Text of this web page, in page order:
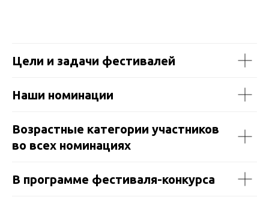
Цели и задачи фестивалей
Наши номинации
Возрастные категории участников
во всех номинациях
В программе фестиваля-конкурса